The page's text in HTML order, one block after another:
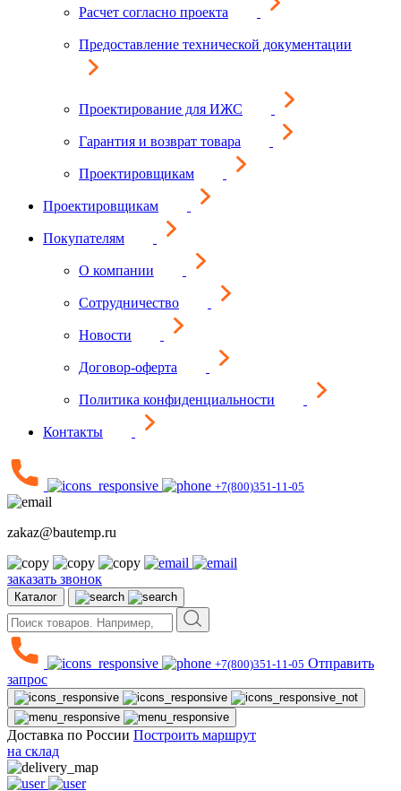
Расчет согласно проекта
Предоставление технической документации
Проектирование для ИЖС
Гарантия и возврат товара
Проектировщикам
Проектировщикам
Покупателям
О компании
Сотрудничество
Новости
Договор-оферта
Политика конфиденциальности
Контакты
+7(800)351-11-05
zakaz@bautemp.ru
заказать звонок
Каталог
+7(800)351-11-05 Отправить
запрос
Доставка по России Построить маршрут
на склад